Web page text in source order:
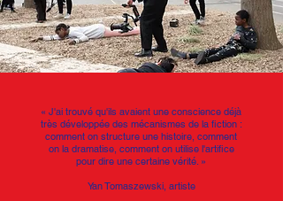
« J'ai trouvé qu'ils avaient une conscience déjà
très développée des mécanismes de la fiction :
comment on structure une histoire, comment
on la dramatise, comment on utilise l'artifice
pour dire une certaine vérité. »
Yan Tomaszewski, artiste